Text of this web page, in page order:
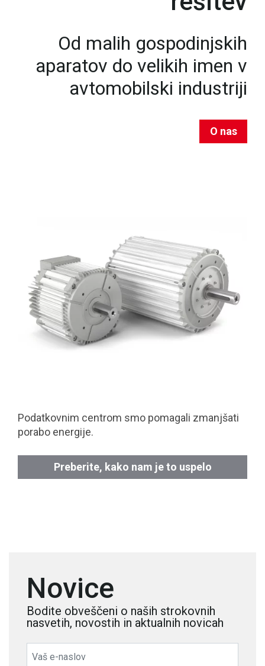
Od malih gospodinjskih
aparatov do velikih imen v
avtomobilski industriji
O nas
Podatkovnim centrom smo pomagali zmanjšati
porabo energije.
Preberite, kako nam je to uspelo
Novice
Bodite obveščeni o naših strokovnih
nasvetih, novostih in aktualnih novicah